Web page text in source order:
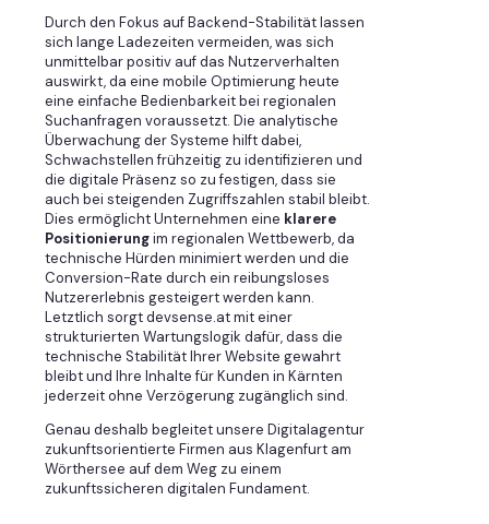
Durch den Fokus auf Backend-Stabilität lassen
sich lange Ladezeiten vermeiden, was sich
unmittelbar positiv auf das Nutzerverhalten
auswirkt, da eine mobile Optimierung heute
eine einfache Bedienbarkeit bei regionalen
Suchanfragen voraussetzt. Die analytische
Überwachung der Systeme hilft dabei,
Schwachstellen frühzeitig zu identifizieren und
die digitale Präsenz so zu festigen, dass sie
auch bei steigenden Zugriffszahlen stabil bleibt.
Dies ermöglicht Unternehmen eine klarere
Positionierungim regionalen Wettbewerb, da
technische Hürden minimiert werden und die
Conversion-Rate durch ein reibungsloses
Nutzererlebnis gesteigert werden kann.
Letztlich sorgt devsense.at mit einer
strukturierten Wartungslogik dafür, dass die
technische Stabilität Ihrer Website gewahrt
bleibt und Ihre Inhalte für Kunden in Kärnten
jederzeit ohne Verzögerung zugänglich sind.
Genau deshalb begleitet unsere Digitalagentur
zukunftsorientierte Firmen aus Klagenfurt am
Wörthersee auf dem Weg zu einem
zukunftssicheren digitalen Fundament.